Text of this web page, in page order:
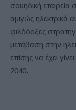
σουηδική εταιρεία
αμιγώς ηλεκτρικά
φιλόδοξες
μετάβαση στην
επίσης να έχει
2040.